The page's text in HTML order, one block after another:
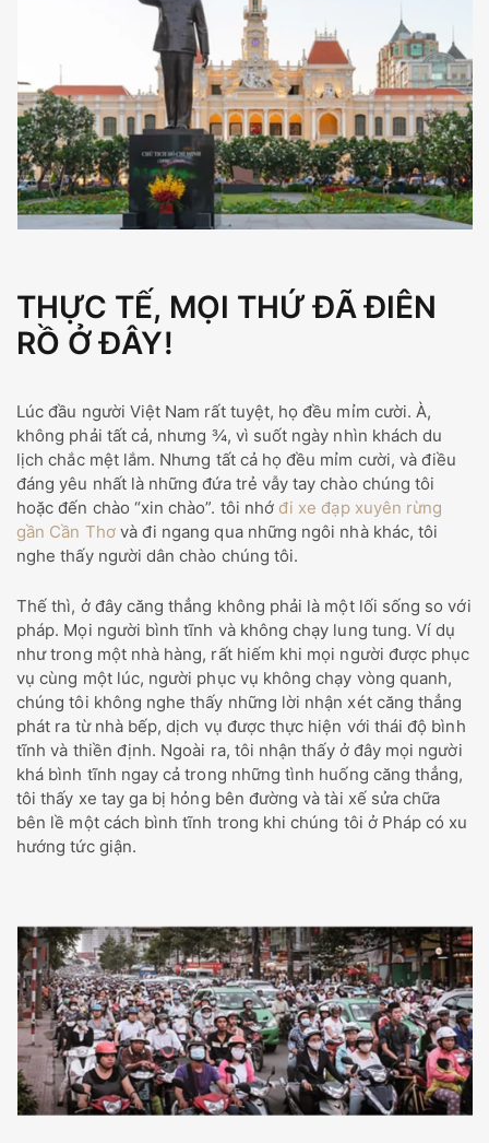
THỰC TẾ, MỌI THỨ ĐÃ ĐIÊN
RỒ Ở ĐÂY!
Lúc đầu người Việt Nam rất tuyệt, họ đều mỉm cười. À,
không phải tất cả, nhưng ¾, vì suốt ngày nhìn khách du
lịch chắc mệt lắm. Nhưng tất cả họ đều mỉm cười, và điều
đáng yêu nhất là những đứa trẻ vẫy tay chào chúng tôi
hoặc đến chào “xin chào”. tôi nhớ đi xe đạp xuyên rừng
gần Cần Thơvà đi ngang qua những ngôi nhà khác, tôi
nghe thấy người dân chào chúng tôi.
Thế thì, ở đây căng thẳng không phải là một lối sống so với
pháp. Mọi người bình tĩnh và không chạy lung tung. Ví dụ
như trong một nhà hàng, rất hiếm khi mọi người được phục
vụ cùng một lúc, người phục vụ không chạy vòng quanh,
chúng tôi không nghe thấy những lời nhận xét căng thẳng
phát ra từ nhà bếp, dịch vụ được thực hiện với thái độ bình
tĩnh và thiền định. Ngoài ra, tôi nhận thấy ở đây mọi người
khá bình tĩnh ngay cả trong những tình huống căng thẳng,
tôi thấy xe tay ga bị hỏng bên đường và tài xế sửa chữa
bên lề một cách bình tĩnh trong khi chúng tôi ở Pháp có xu
hướng tức giận.